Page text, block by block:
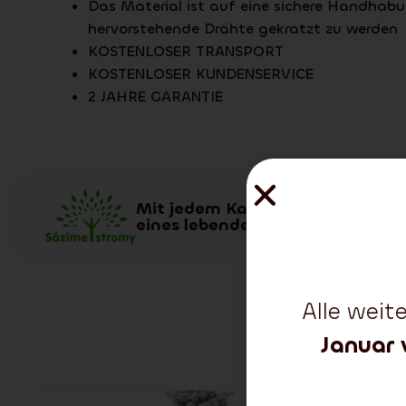
Das Material ist auf eine sichere
hervorstehende Drähte gekratzt zu werden
KOSTENLOSER TRANSPORT
KOSTENLOSER KUNDENSERVICE
2 JAHRE GARANTIE
Mit jedem Kauf eines
eines lebenden Baums in der
Alle
Januar